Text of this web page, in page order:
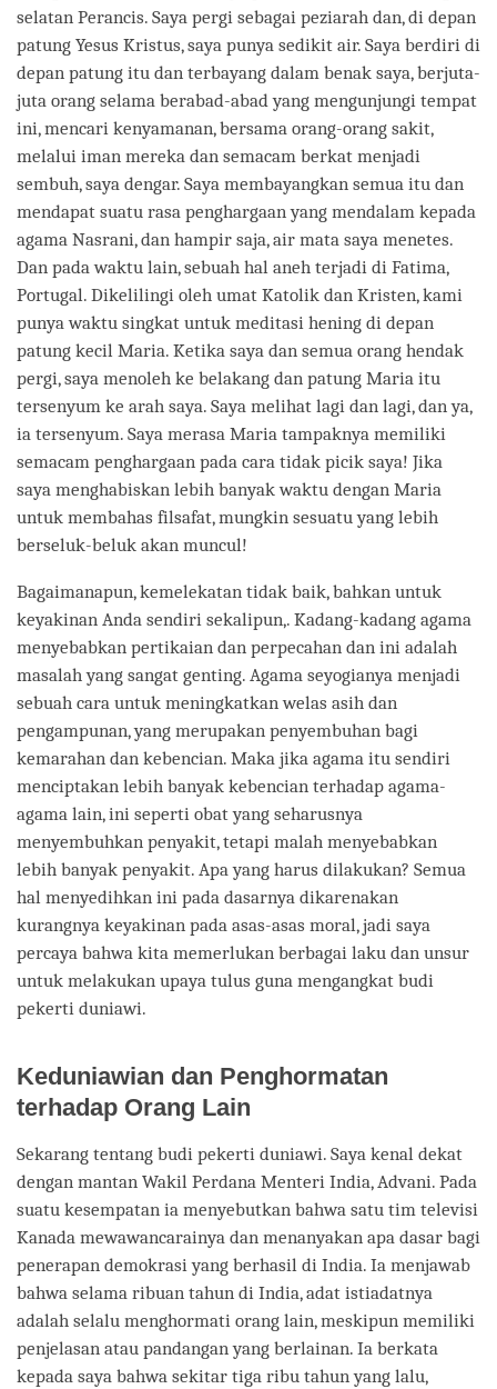
selatan Perancis. Saya pergi sebagai peziarah dan, di depan
patung Yesus Kristus, saya punya sedikit air. Saya berdiri di
depan patung itu dan terbayang dalam benak saya, berjuta-
juta orang selama berabad-abad yang mengunjungi tempat
ini, mencari kenyamanan, bersama orang-orang sakit,
melalui iman mereka dan semacam berkat menjadi
sembuh, saya dengar. Saya membayangkan semua itu dan
mendapat suatu rasa penghargaan yang mendalam kepada
agama Nasrani, dan hampir saja, air mata saya menetes.
Dan pada waktu lain, sebuah hal aneh terjadi di Fatima,
Portugal. Dikelilingi oleh umat Katolik dan Kristen, kami
punya waktu singkat untuk meditasi hening di depan
patung kecil Maria. Ketika saya dan semua orang hendak
pergi, saya menoleh ke belakang dan patung Maria itu
tersenyum ke arah saya. Saya melihat lagi dan lagi, dan ya,
ia tersenyum. Saya merasa Maria tampaknya memiliki
semacam penghargaan pada cara tidak picik saya! Jika
saya menghabiskan lebih banyak waktu dengan Maria
untuk membahas filsafat, mungkin sesuatu yang lebih
berseluk-beluk akan muncul!
Bagaimanapun, kemelekatan tidak baik, bahkan untuk
keyakinan Anda sendiri sekalipun,. Kadang-kadang agama
menyebabkan pertikaian dan perpecahan dan ini adalah
masalah yang sangat genting. Agama seyogianya menjadi
sebuah cara untuk meningkatkan welas asih dan
pengampunan, yang merupakan penyembuhan bagi
kemarahan dan kebencian. Maka jika agama itu sendiri
menciptakan lebih banyak kebencian terhadap agama-
agama lain, ini seperti obat yang seharusnya
menyembuhkan penyakit, tetapi malah menyebabkan
lebih banyak penyakit. Apa yang harus dilakukan? Semua
hal menyedihkan ini pada dasarnya dikarenakan
kurangnya keyakinan pada asas-asas moral, jadi saya
percaya bahwa kita memerlukan berbagai laku dan unsur
untuk melakukan upaya tulus guna mengangkat budi
pekerti duniawi.
Keduniawian dan Penghormatan
terhadap Orang Lain
Sekarang tentang budi pekerti duniawi. Saya kenal dekat
dengan mantan Wakil Perdana Menteri India, Advani. Pada
suatu kesempatan ia menyebutkan bahwa satu tim televisi
Kanada mewawancarainya dan menanyakan apa dasar bagi
penerapan demokrasi yang berhasil di India. Ia menjawab
bahwa selama ribuan tahun di India, adat istiadatnya
adalah selalu menghormati orang lain, meskipun memiliki
penjelasan atau pandangan yang berlainan. Ia berkata
kepada saya bahwa sekitar tiga ribu tahun yang lalu,